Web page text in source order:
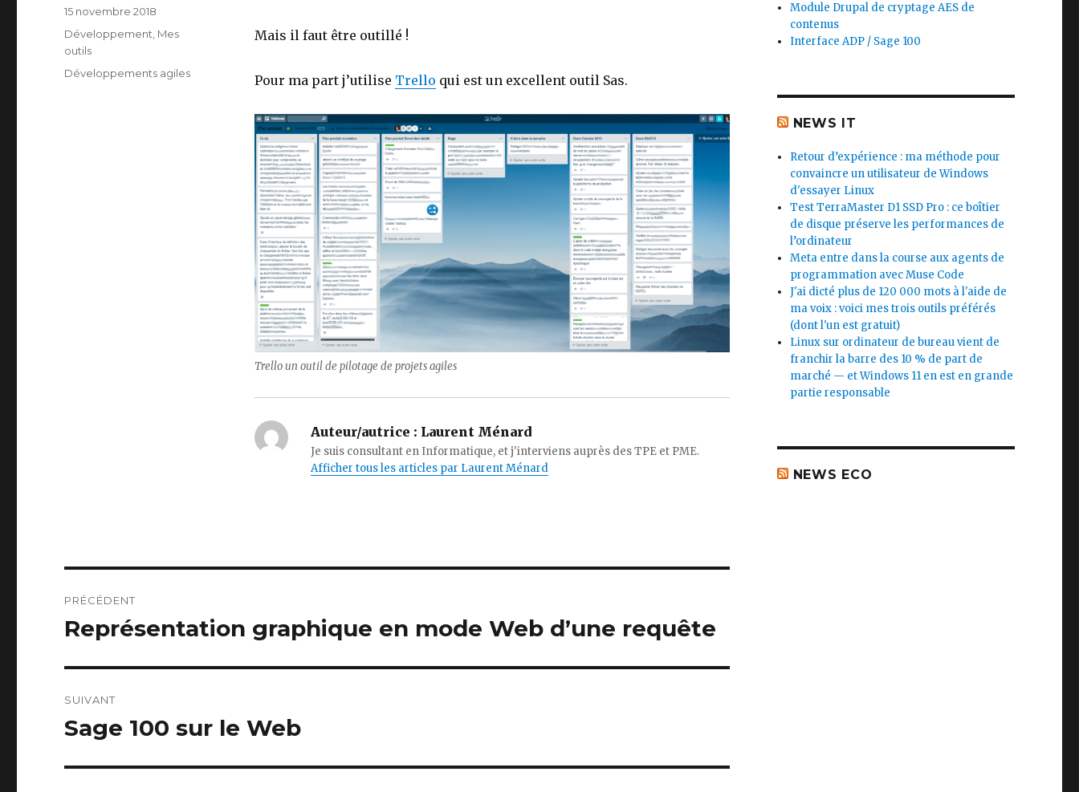
Mais il faut être outillé !
Pour ma part j’utilise Trello qui est un excellent outil Sas.
Trello un outil de pilotage de projets agiles
Auteur/autrice : Laurent Ménard
Je suis consultant en Informatique, et j'interviens auprès des TPE et PME.
Afficher tous les articles par Laurent Ménard
Publié
le
15 novembre 2018
Catégories
Développement Mes
outils
Étiquettes
Développements agiles
de
PRÉCÉDENT
Publication
Représentation graphique en mode Web d’une requête
SUIVANT
Publication
Sage 100 sur le Web
Module Drupal de cryptage AES de
contenus
Interface ADP / Sage 100
NEWS IT
Retour d’expérience : ma méthode pour
convaincre un utilisateur de Windows
d'essayer Linux
Test TerraMaster D1 SSD Pro : ce boîtier
de disque préserve les performances de
l’ordinateur
Meta entre dans la course aux agents de
programmation avec Muse Code
J'ai dicté plus de 120 000 mots à l'aide de
ma voix : voici mes trois outils préférés
(dont l'un est gratuit)
Linux sur ordinateur de bureau vient de
franchir la barre des 10 % de part de
marché — et Windows 11 en est en grande
partie responsable
NEWS ECO